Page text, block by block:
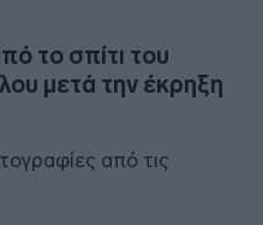
το σπίτι του
μετά την έκρηξη
από τις